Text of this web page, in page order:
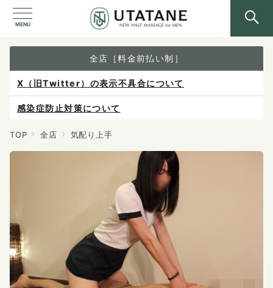
MENU
全店［料金前払い制］
X（旧Twitter）の表示不具合について
感染症防止対策について
ご予約は各店へ直接お問い合わせください。
料金は当日施術前にお支払いください。
TOP 全店 気配り上手